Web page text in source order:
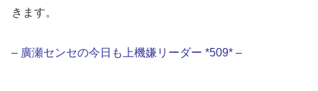
きます。
– 廣瀬センセの今日も上機嫌リーダー *509* –